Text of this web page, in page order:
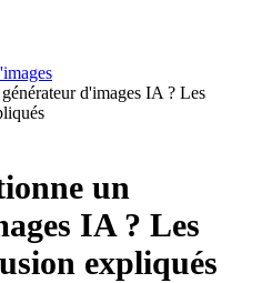
d'images IA ? Les
un
IA ? Les
expliqués